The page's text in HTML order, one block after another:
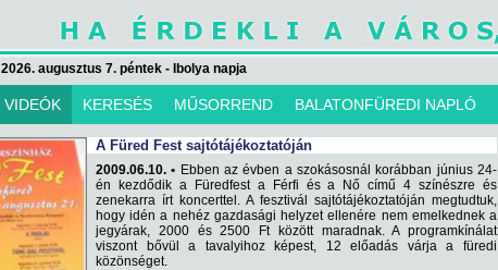
2026. augusztus 7. péntek - Ibolya napja
VIDEÓK KERESÉS MŰSORREND BALATONFÜREDI NAPLÓ
A Füred Fest sajtótájékoztatóján
2009.06.10. • Ebben az évben a szokásosnál korábban június 24-
én kezdődik a Füredfest a Férfi és a Nő című 4 színészre és
zenekarra írt koncerttel. A fesztivál sajtótájékoztatóján megtudtuk,
hogy idén a nehéz gazdasági helyzet ellenére nem emelkednek a
jegyárak, 2000 és 2500 Ft között maradnak. A programkínálat
viszont bővül a tavalyihoz képest, 12 előadás várja a füredi
közönséget.